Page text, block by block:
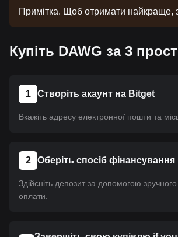
Примітка. Щоб отримати найкраще,
вона стане доступною на Bitget, ви
один і той самий посібник.
Купіть DAWG за 3
1 Створіть акаунт на Bitget
Вкажіть адресу електронної пошти та
2 Оберіть спосіб фінансування
Здійсніть депозит за допомогою
оплати.